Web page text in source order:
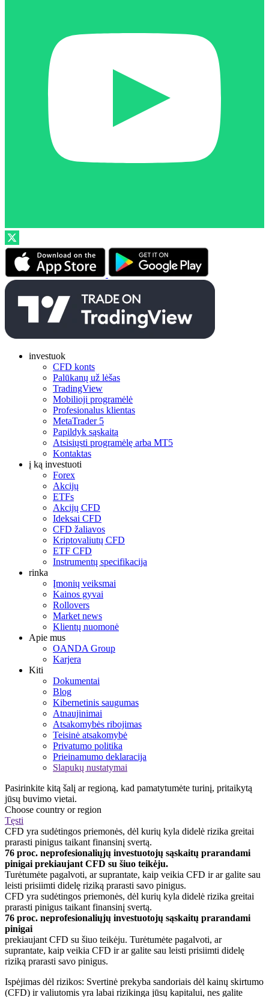
investuok
CFD konts
Palūkanų už lėšas
TradingView
Mobilioji programėlė
Profesionalus klientas
MetaTrader 5
Papildyk sąskaitą
Atsisiųsti programėlę arba MT5
Kontaktas
į ką investuoti
Forex
Akcijų
ETFs
Akcijų CFD
Ideksai CFD
CFD žaliavos
Kriptovaliutų CFD
ETF CFD
Instrumentų specifikacija
rinka
Įmonių veiksmai
Kainos gyvai
Rollovers
Market news
Klientų nuomonė
Apie mus
OANDA Group
Karjera
Kiti
Dokumentai
Blog
Kibernetinis saugumas
Atnaujinimai
Atsakomybės ribojimas
Teisinė atsakomybė
Privatumo politika
Prieinamumo deklaracija
Slapukų nustatymai
Pasirinkite kitą šalį ar regioną, kad pamatytumėte turinį, pritaikytą
jūsų buvimo vietai.
Choose country or region
Tęsti
CFD yra sudėtingos priemonės, dėl kurių kyla didelė rizika greitai
prarasti pinigus taikant finansinį svertą.
76 proc. neprofesionaliųjų investuotojų sąskaitų prarandami
pinigai prekiaujant CFD su šiuo teikėju.
Turėtumėte pagalvoti, ar suprantate, kaip veikia CFD ir ar galite sau
leisti prisiimti didelę riziką prarasti savo pinigus.
CFD yra sudėtingos priemonės, dėl kurių kyla didelė rizika greitai
prarasti pinigus taikant finansinį svertą.
76 proc. neprofesionaliųjų investuotojų sąskaitų prarandami
pinigai
prekiaujant CFD su šiuo teikėju. Turėtumėte pagalvoti, ar
suprantate, kaip veikia CFD ir ar galite sau leisti prisiimti didelę
riziką prarasti savo pinigus.
Ispėjimas dėl rizikos: Svertinė prekyba sandoriais dėl kainų skirtumo
(CFD) ir valiutomis yra labai rizikinga jūsų kapitalui, nes galite